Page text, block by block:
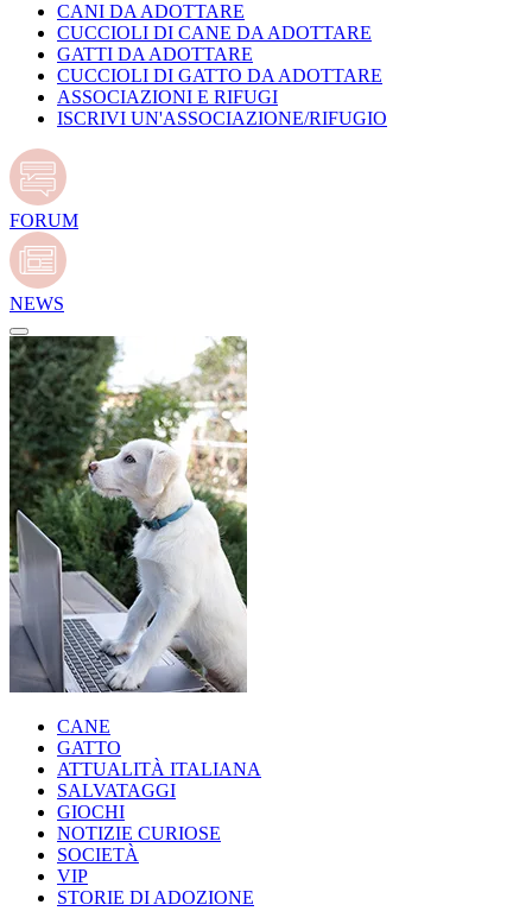
CANI DA ADOTTARE
CUCCIOLI DI CANE DA ADOTTARE
GATTI DA ADOTTARE
CUCCIOLI DI GATTO DA ADOTTARE
ASSOCIAZIONI E RIFUGI
ISCRIVI UN'ASSOCIAZIONE/RIFUGIO
FORUM
NEWS
CANE
GATTO
ATTUALITÀ ITALIANA
SALVATAGGI
GIOCHI
NOTIZIE CURIOSE
SOCIETÀ
VIP
STORIE DI ADOZIONE